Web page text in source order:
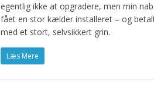
egentlig ikke at opgradere, men min
fået en stor kælder installeret – og
med et stort, selvsikkert grin.
Læs Mere